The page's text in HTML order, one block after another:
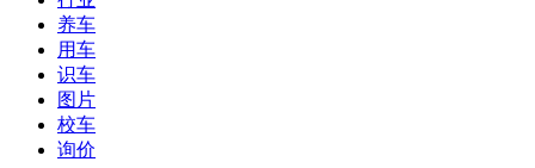
养车
用车
识车
图片
校车
询价